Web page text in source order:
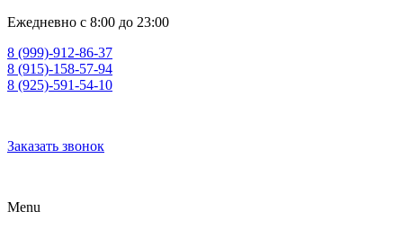
Ежедневно с 8:00 до 23:00
8 (999)-912-86-37
8 (915)-158-57-94
8 (925)-591-54-10
Заказать звонок
Menu